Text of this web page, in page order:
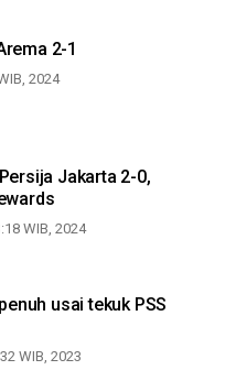
2-1
2024
Jakarta 2-0,
WIB, 2024
usai tekuk PSS
WIB, 2023